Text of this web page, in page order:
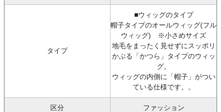
タイプ
■ウィッグのタイプ
帽子タイプのオールウィッグ(フル
ウィッグ) ※小さめサイズ
地毛をまったく見せずにスッポリ
かぶる「かつら」タイプのウィッ
グ。
ウィッグの内側に「帽子」がつい
ている仕様です。。
区分 ファッション